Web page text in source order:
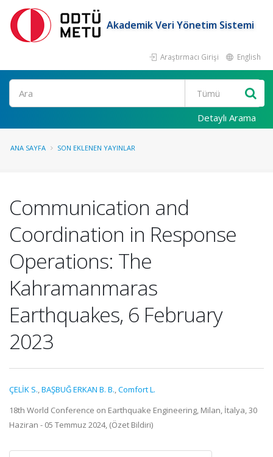
Akademik Veri Yönetim Sistemi
Araştırmacı Girişi English
Ara
Detaylı Arama
ANA SAYFA SON EKLENEN YAYINLAR
Communication and
Coordination in Response
Operations: The
Kahramanmaras
Earthquakes, 6 February
2023
ÇELİK S.,BAŞBUĞ ERKAN B. B.,Comfort L.
18th World Conference on Earthquake Engineering, Milan, İtalya, 30
Haziran - 05 Temmuz 2024, (Özet Bildiri)